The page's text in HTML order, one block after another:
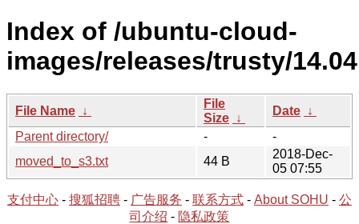
Index of /ubuntu-cloud-
images/releases/trusty/
File Name ↓
File
Size ↓
Date ↓
Parent directory/
-
-
moved_to_s3.txt
44 B
2018-Dec-
05 07:55
支付中心 - 搜狐招聘 - 广告服务 - 联系方式 - About SOHU - 公
司介绍 - 隐私政策